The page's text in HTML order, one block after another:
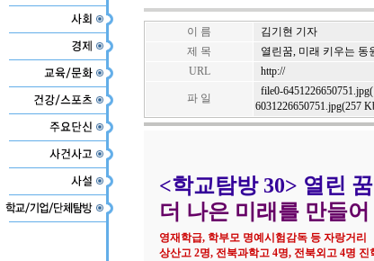
이 름
김기현 기자
제 목
열린꿈, 미래 키우는 동
URL
http://
파 일
file0-
6031226650751.jpg(257
<학교탐방 30> 열린
더 나은 미래를 만들
영재학급, 학부모 명예시험감독 등 자랑거리
상산고 2명, 전북과학고 4명, 전북외고 4명 진